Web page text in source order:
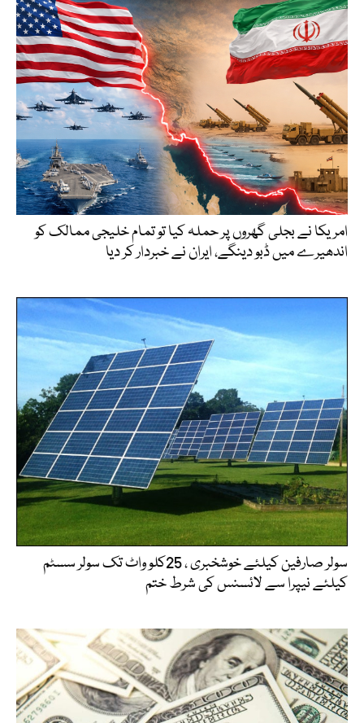
امریکا نے بجلی گھروں پر حملہ کیا تو تمام خلیجی ممالک کو
اندھیرے میں ڈبو دینگے، ایران نے خبردار کر دیا
سولر صارفین کیلئے خوشخبری ، 25کلو واٹ تک سولر سسٹم
کیلئے نیپرا سے لائسنس کی شرط ختم